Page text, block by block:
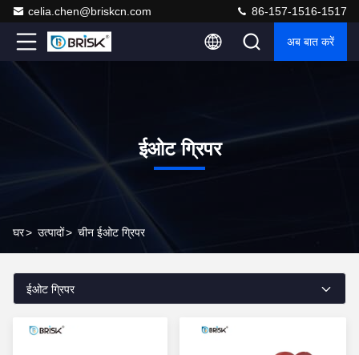
celia.chen@briskcn.com 86-157-1516-1517
अब बात करें
ईओट ग्रिपर
घर> उत्पादों> चीन ईओट ग्रिपर
ईओट ग्रिपर